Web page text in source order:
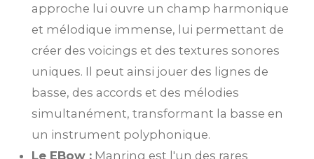
approche lui ouvre un champ harmonique
et mélodique immense, lui permettant de
créer des voicings et des textures sonores
uniques. Il peut ainsi jouer des lignes de
basse, des accords et des mélodies
simultanément, transformant la basse en
un instrument polyphonique.
Le EBow : Manring est l'un des rares